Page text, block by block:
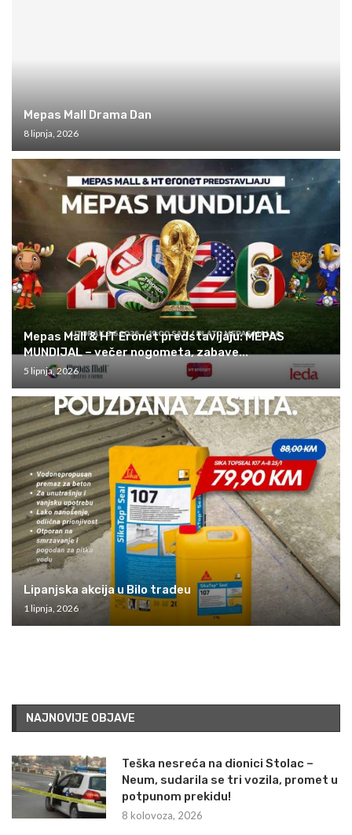
Mepas Mall Drama Dan
8 lipnja, 2026
Mepas Mall & HT Eronet predstavljaju: MEPAS
MUNDIJAL – večer nogometa, zabave...
5 lipnja, 2026
Lipanjska akcija u Bilo tradeu
1 lipnja, 2026
NAJNOVIJE OBJAVE
Teška nesreća na dionici Stolac –
Neum, sudarila se tri vozila, promet u
potpunom prekidu!
8 kolovoza, 2026